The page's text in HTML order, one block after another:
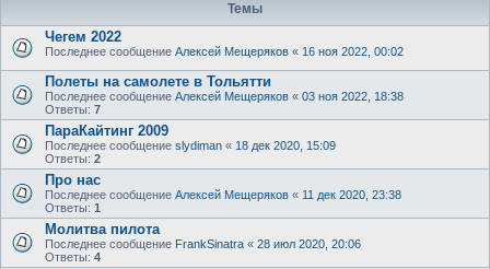
Темы
Чегем 2022
Последнее сообщение Алексей Мещеряков « 16 ноя 2022, 00:02
Полеты на самолете в Тольятти
Последнее сообщение Алексей Мещеряков « 03 ноя 2022, 18:38
Ответы: 7
ПараКайтинг 2009
Последнее сообщение slydiman « 18 дек 2020, 15:09
Ответы: 2
Про нас
Последнее сообщение Алексей Мещеряков « 11 дек 2020, 23:38
Ответы: 1
Молитва пилота
Последнее сообщение FrankSinatra « 28 июл 2020, 20:06
Ответы: 4